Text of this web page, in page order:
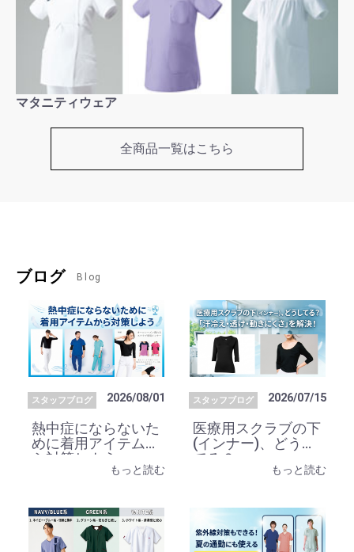
マタニティウェア
全商品一覧はこちら
ブログ Blog
スタッフブログ 2026/08/01
熱中症にならないた
めに着用アイテムか
ら対策しよう
もっと読む
スタッフブログ 2026/07/15
医療用スクラブの下
(インナー)、どうし
てる？
もっと読む